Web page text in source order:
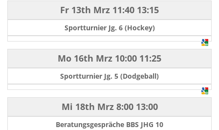
Fr 13th Mrz 11:40 13:15
Sportturnier Jg. 6 (Hockey)
Mo 16th Mrz 10:00 11:25
Sportturnier Jg. 5 (Dodgeball)
Mi 18th Mrz8:00 13:00
Beratungsgespräche BBS JHG 10